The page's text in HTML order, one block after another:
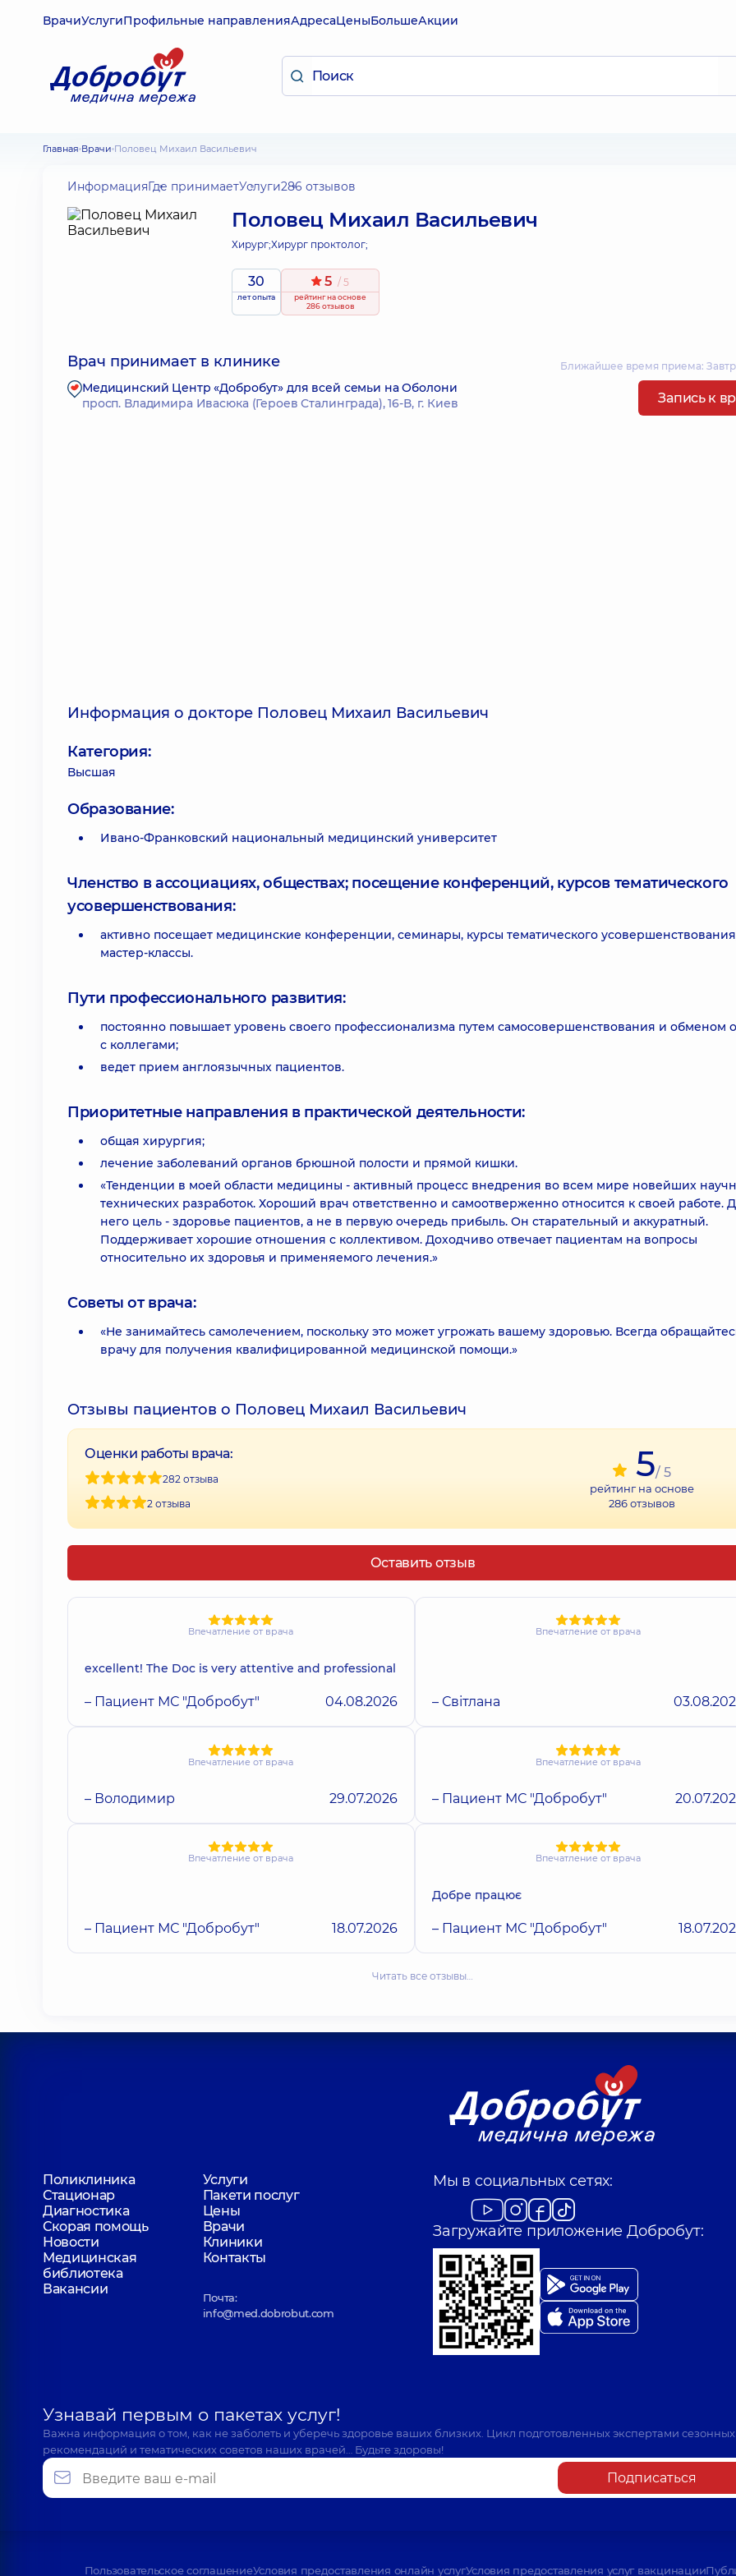
ВрачиУслугиПрофильные направленияАдресаЦеныБольшеАкции
Главная Врачи Половец Михаил Васильевич
ИнформацияГде принимаетУслуги286 отзывов
Половец Михаил Васильевич
Хирург;Хирург проктолог;
30
лет опыта
5 / 5
рейтингна основе
286 отзывов
Врач принимает в клинике Ближайшее время приема:
Медицинский Центр «Добробут» для всей семьи на Оболони
просп. Владимира Ивасюка (Героев Сталинграда), 16-В, г. Киев
Запись к
Информация о докторе Половец Михаил Васильевич
Категория:
Высшая
Образование:
Ивано-Франковский национальный медицинский университет
Членство в ассоциациях, обществах; посещение конференций, курсов тематического
усовершенствования:
активно посещает медицинские конференции, семинары, курсы тематического
мастер-классы.
Пути профессионального развития:
постоянно повышает уровень своего профессионализма путем самосовершенствования и обменом
с коллегами;
ведет прием англоязычных пациентов.
Приоритетные направления в практической деятельности:
общая хирургия;
лечение заболеваний органов брюшной полости и прямой кишки.
«Тенденции в моей области медицины - активный процесс внедрения во всем мире новейших
технических разработок. Хороший врач ответственно и самоотверженно относится к своей работе.
него цель - здоровье пациентов, а не в первую очередь прибыль. Он старательный и аккуратный.
Поддерживает хорошие отношения с коллективом. Доходчиво отвечает пациентам на вопросы
относительно их здоровья и применяемого лечения.»
Советы от врача:
«Не занимайтесь самолечением, поскольку это может угрожать вашему здоровью. Всегда
врачу для получения квалифицированной медицинской помощи.»
Отзывы пациентов о Половец Михаил Васильевич
Оценки работы врача:
282 отзыва
2 отзыва
5/ 5
рейтинг на основе
286отзывов
Оставить отзыв
Впечатление от врача
excellent! The Doc is very attentive and professional
– Пациент МС "Добробут" 04.08.2026
Впечатление от врача
– Світлана
Впечатление от врача
– Володимир 29.07.2026
Впечатление от врача
– Пациент МС "Добробут"
Впечатление от врача
– Пациент МС "Добробут" 18.07.2026
Впечатление от врача
Добре працює
– Пациент МС "Добробут"
Читать все отзывы…
Поликлиника
Услуги
Стационар
Пакети послуг
Диагностика
Цены
Скорая помощь
Врачи
Новости
Клиники
Медицинская
библиотека
Контакты
Вакансии
Почта:
info@med.dobrobut.com
Мы в социальных сетях:
Загружайте приложение Добробут:
Узнавай первым о пакетах услуг!
Важна информация о том, как не заболеть и уберечь здоровье ваших близких. Цикл подготовленных экспертами сезонных
рекомендаций и тематических советов наших врачей… Будьте здоровы!
Подписаться
Пользовательское соглашениеУсловия предоставления онлайн услугУсловия предоставления услуг вакцинации